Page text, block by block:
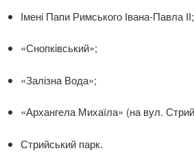
Імені Папи Римського Івана-Павла ІІ;
«Снопківський»;
«Залізна Вода»;
«Архангела Михаїла» (на вул.
Стрийський парк.